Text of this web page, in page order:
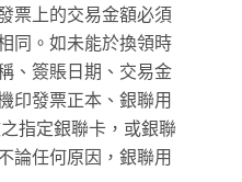
票上的交易金額必須
同。如未能於換領時
、簽賬日期、交易金
印發票正本、銀聯用
指定銀聯卡，或銀聯
論任何原因，銀聯用